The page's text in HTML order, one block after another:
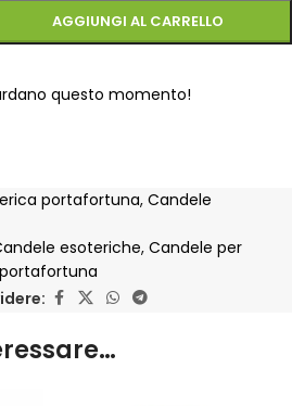
AGGIUNGI AL CARRELLO
questo momento!
portafortuna, Candele
esoteriche, Candele per